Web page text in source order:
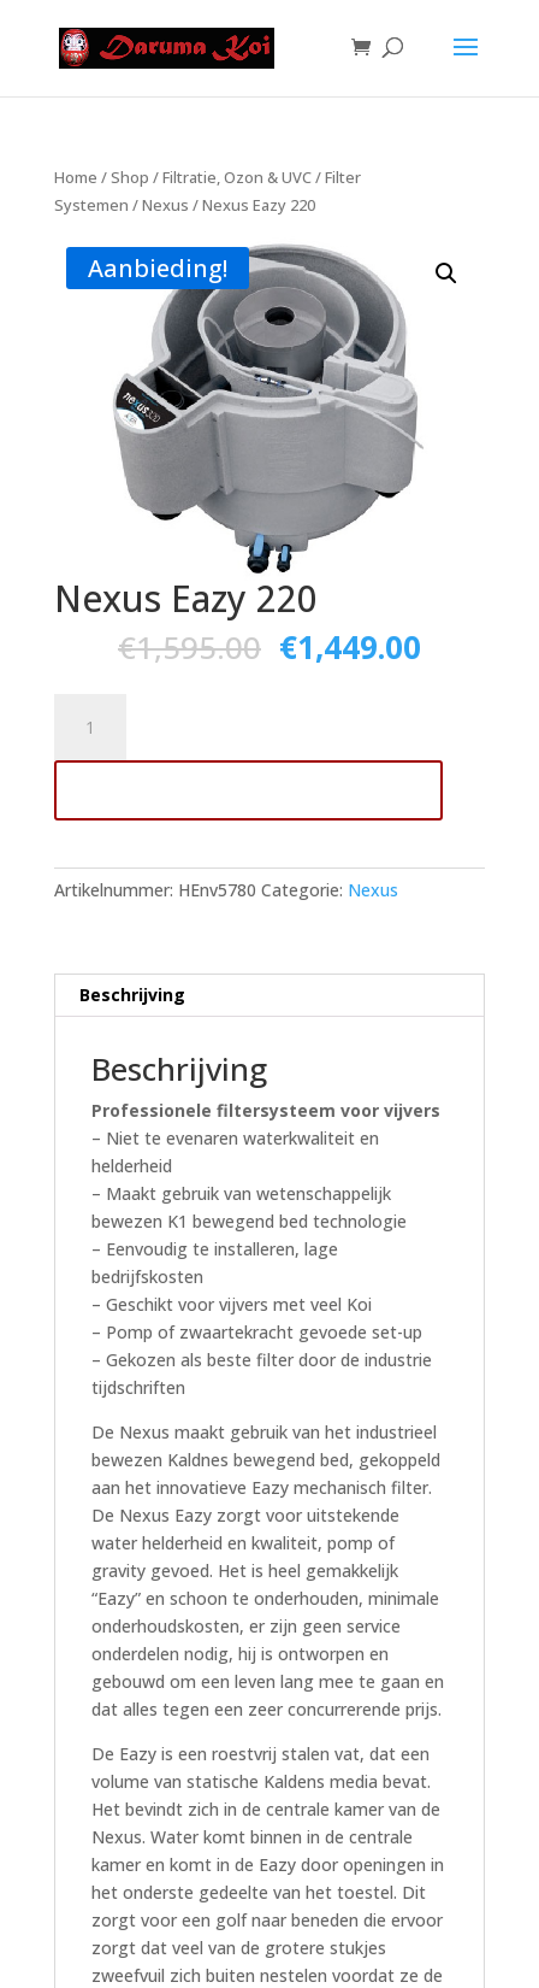
Home /Shop /Filtratie, Ozon & UVC/Filter
Systemen /Nexus / Nexus Eazy 220
Aanbieding!
Nexus Eazy 220
€1,595.00 €1,449.00
220
Artikelnummer: HEnv5780 Categorie: Nexus
Beschrijving
Beschrijving
Professionele filtersysteem voor vijvers
– Niet te evenaren waterkwaliteit en
helderheid
– Maakt gebruik van wetenschappelijk
bewezen K1 bewegend bed technologie
– Eenvoudig te installeren, lage
bedrijfskosten
– Geschikt voor vijvers met veel Koi
– Pomp of zwaartekracht gevoede set-up
– Gekozen als beste filter door de industrie
tijdschriften
De Nexus maakt gebruik van het industrieel
bewezen Kaldnes bewegend bed, gekoppeld
aan het innovatieve Eazy mechanisch filter.
De Nexus Eazy zorgt voor uitstekende
water helderheid en kwaliteit, pomp of
gravity gevoed. Het is heel gemakkelijk
“Eazy” en schoon te onderhouden, minimale
onderhoudskosten, er zijn geen service
onderdelen nodig, hij is ontworpen en
gebouwd om een leven lang mee te gaan en
dat alles tegen een zeer concurrerende prijs.
De Eazy is een roestvrij stalen vat, dat een
volume van statische Kaldens media bevat.
Het bevindt zich in de centrale kamer van de
Nexus. Water komt binnen in de centrale
kamer en komt in de Eazy door openingen in
het onderste gedeelte van het toestel. Dit
zorgt voor een golf naar beneden die ervoor
zorgt dat veel van de grotere stukjes
zweefvuil zich buiten nestelen voordat ze de